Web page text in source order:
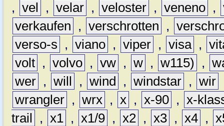
, vel , velar , veloster , veneno ,
verkaufen
, verschrotten ,
verso-s
, viano , viper , visa ,
volt , volvo , vw , w , w115) ,
wer , will , wind , windstar , wir
wrangler , wrx , x , x-90 , x-
trail
, x1 , x1/9 , x2 , x3 , x4 ,